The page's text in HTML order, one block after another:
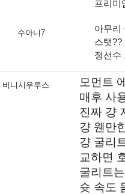
프리미
수아니7
아무리
스탯??
정선수
비니시우루스
모먼트
매후 사
진짜 걍
걍 웬만
걍 굴리
교하면
굴리트
슛 속도